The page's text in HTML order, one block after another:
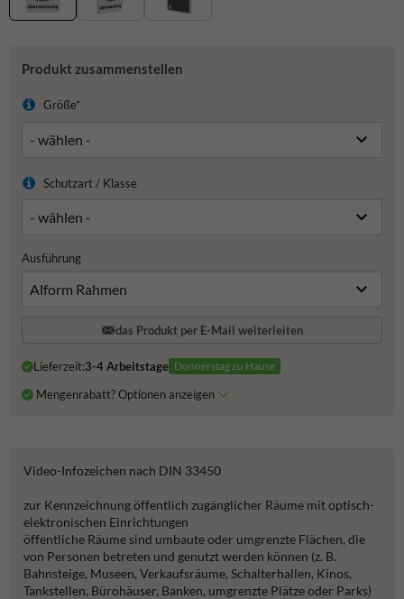
Produkt zusammenstellen
Größe*
Schutzart / Klasse
Ausführung
das Produkt per E-Mail weiterleiten
Lieferzeit:3-4 Arbeitstage Donnerstag zu Hause
Mengenrabatt? Optionen anzeigen
Video-Infozeichen nach DIN 33450
zur Kennzeichnung öffentlich zugänglicher Räume mit optisch-
elektronischen Einrichtungen
öffentliche Räume sind umbaute oder umgrenzte Flächen, die
von Personen betreten und genutzt werden können (z. B.
Bahnsteige, Museen, Verkaufsräume, Schalterhallen, Kinos,
Tankstellen, Bürohäuser, Banken, umgrenzte Plätze oder Parks)